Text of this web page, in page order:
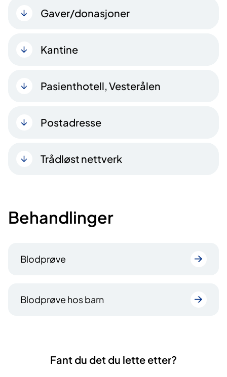
Gaver/donasjoner
Kantine
Pasienthotell, Vesterålen
Postadresse
Trådløst nettverk
Behandlinger
Blodprøve
Blodprøve hos barn
Fant du det du lette etter?